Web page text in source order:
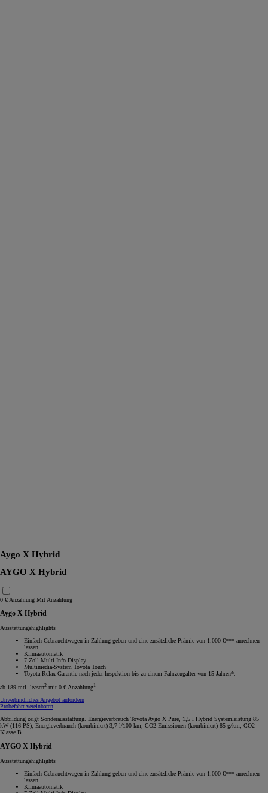
Aygo X Hybrid
AYGO X Hybrid
0 € Anzahlung Mit Anzahlung
Aygo X Hybrid
Ausstattungshighlights
Einfach Gebrauchtwagen in Zahlung geben und eine zusätzliche Prämie von 1.000 €*** anrechnen
lassen
Klimaautomatik
7-Zoll-Multi-Info-Display
Multimedia-System Toyota Touch
Toyota Relax Garantie nach jeder Inspektion bis zu einem Fahrzeugalter von 15 Jahren*.
ab 189 mtl. leasen2 mit 0 € Anzahlung1
Unverbindliches Angebot anfordern
Probefahrt vereinbaren
Abbildung zeigt Sonderausstattung. Energieverbrauch Toyota Aygo X Pure, 1,5 l Hybrid Systemleistung 85
kW (116 PS), Energieverbrauch (kombiniert) 3,7 l/100 km; CO2-Emissionen (kombiniert) 85 g/km; CO2-
Klasse B.
AYGO X Hybrid
Ausstattungshighlights
Einfach Gebrauchtwagen in Zahlung geben und eine zusätzliche Prämie von 1.000 €*** anrechnen
lassen
Klimaautomatik